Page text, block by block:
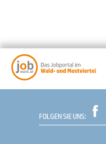
FOLGEN SIE UNS: